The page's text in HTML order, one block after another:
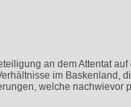
an dem Attentat
im Baskenland,
welche nachwievor